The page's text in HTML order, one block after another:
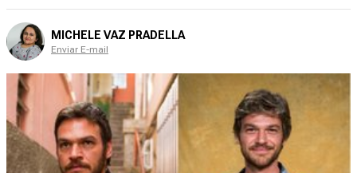
MICHELE VAZ PRADELLA
Enviar E-mail